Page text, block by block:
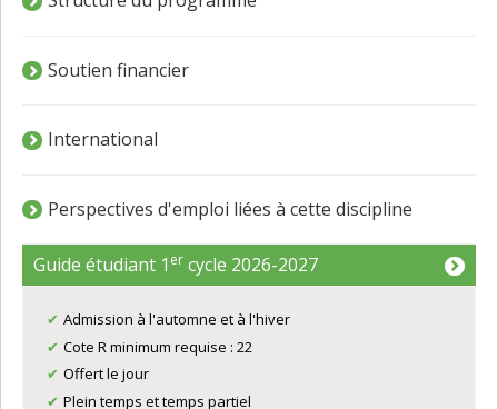
Soutien financier
International
Perspectives d'emploi liées à cette discipline
Guide étudiant 1 er cycle 2026-2027
Admission à l'automne et à l'hiver
Cote R minimum requise : 22
Offert le jour
Plein temps et temps partiel